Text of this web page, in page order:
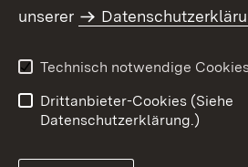
Barrierefreiheit
unserer
Technisch notwendige
Drittanbieter-Cookies (Siehe
Datenschutzerklärung.)